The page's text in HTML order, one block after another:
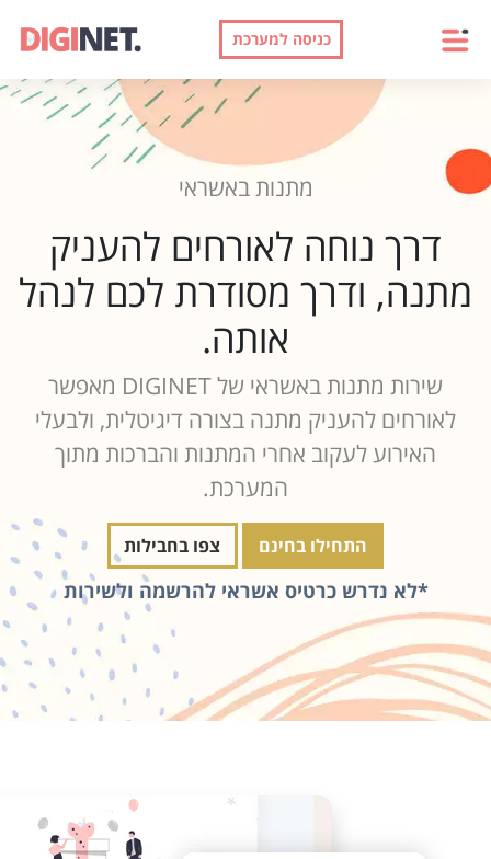
כניסה למערכת
מתנות באשראי
דרך נוחה לאורחים להעניק
מתנה, ודרך מסודרת לכם לנהל
אותה.
שירות מתנות באשראי של DIGINET מאפשר
לאורחים להעניק מתנה בצורה דיגיטלית, ולבעלי
האירוע לעקוב אחרי המתנות והברכות מתוך
המערכת.
התחילו בחינם צפו בחבילות
*לא נדרש כרטיס אשראי להרשמה ולשירות